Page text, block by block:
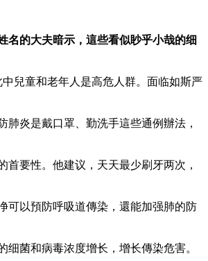
名的大夫暗示，這些看似眇乎小哉的细
兒童和老年人是高危人群。面临如斯严
炎是戴口罩、勤洗手這些通例辦法，
要性。他建议，天天最少刷牙两次，
可以預防呼吸道傳染，還能加强肺的防
菌和病毒浓度增长，增长傳染危害。